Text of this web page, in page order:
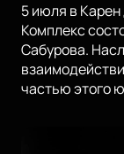
5 июля в
Комплекс
Сабурова.
частью этого